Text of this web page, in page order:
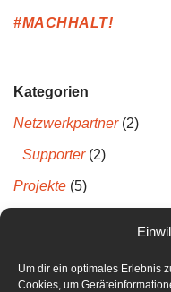
Um dir ein optimales Erlebnis
Cookies, um
#MACHHALT!
Kategorien
Netzwerkpartner(2)
Supporter(2)
Projekte (5)
Neueste Kommentare